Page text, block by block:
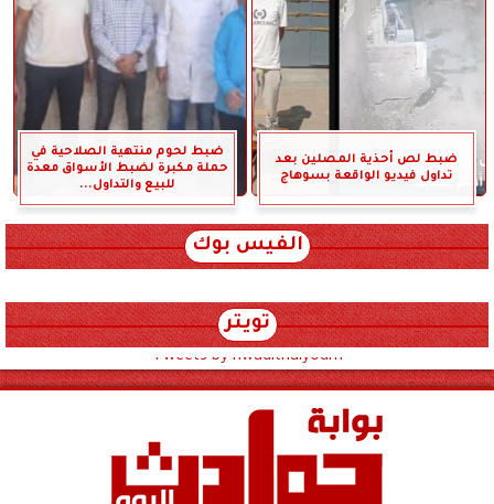
ضبط لص أحذية المصلين بعد
تداول فيديو الواقعة بسوهاج
ضبط لحوم منتهية الصلاحية في
حملة مكبرة لضبط الأسواق معدة
للبيع والتداول...
الفيس بوك
تويتر
Tweets by hwadithalyoum